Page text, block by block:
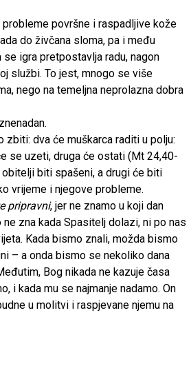
površne i raspadljive kože
do živčana sloma, pa i među
igra pretpostavlja radu, nagon
službi. To jest, mnogo se više
nego na temeljna neprolazna dobra
dva će muškarca raditi u polju:
se uzeti, druga će ostati (Mt 24,40-
biti spašeni, a drugi će biti
vrijeme i njegove probleme.
pripravni, jer ne znamo u koji dan
zna kada Spasitelj dolazi, ni po nas
Kada bismo znali, možda bismo
– a onda bismo se nekoliko dana
Bog nikada ne kazuje časa
i kada mu se najmanje nadamo. On
u molitvi i raspjevane njemu na